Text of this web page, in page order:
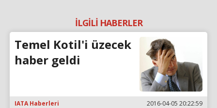
İLGİLİ HABERLER
Temel Kotil'i üzecek
haber geldi
IATA Haberleri 2016-04-05 20:22:59